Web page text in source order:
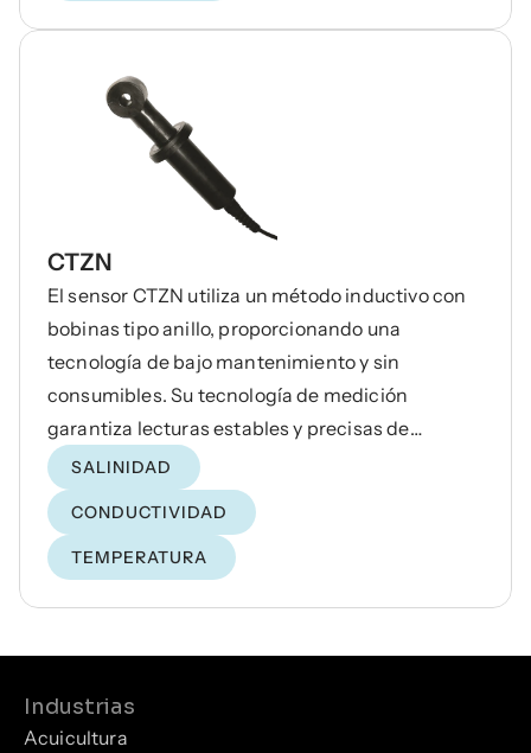
CTZN
El sensor CTZN utiliza un método inductivo con
bobinas tipo anillo, proporcionando una
tecnología de bajo mantenimiento y sin
consumibles. Su tecnología de medición
garantiza lecturas estables y precisas de
conductividad y salinidad en entornos
exigentes.
SALINIDAD
CONDUCTIVIDAD
TEMPERATURA
Industrias
Acuicultura